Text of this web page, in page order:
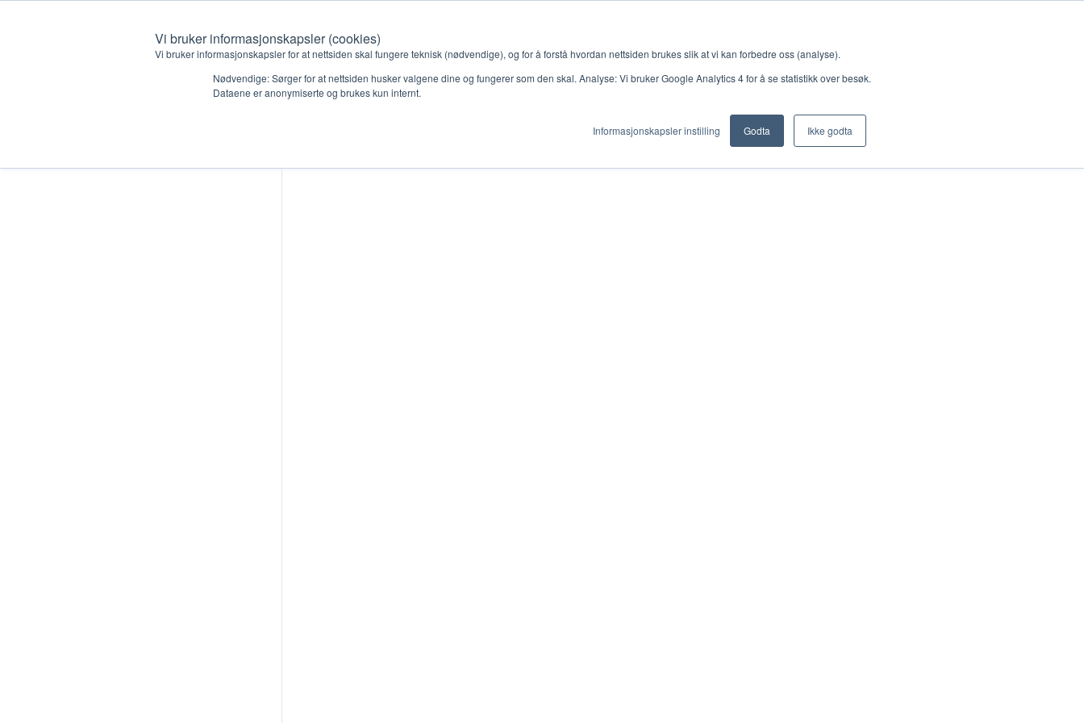
Vi bruker informasjonskapsler (cookies)
Vi bruker informasjonskapsler for at nettsiden skal fungere teknisk (nødvendige), og for å forstå hvordan nettsiden brukes slik at vi kan forbedre oss (analyse).
Nødvendige: Sørger for at nettsiden husker valgene dine og fungerer som den skal. Analyse: Vi bruker Google Analytics 4 for å se statistikk over besøk.
Dataene er anonymiserte og brukes kun internt.
Informasjonskapsler instilling Godta Ikke godta
SLIDE 15-1 Spørsmål og utfordring